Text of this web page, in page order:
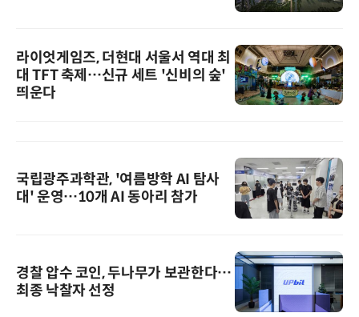
라이엇게임즈, 더현대 서울서 역대 최
대 TFT 축제…신규 세트 '신비의 숲'
띄운다
국립광주과학관, '여름방학 AI 탐사
대' 운영…10개 AI 동아리 참가
경찰 압수 코인, 두나무가 보관한다…
최종 낙찰자 선정